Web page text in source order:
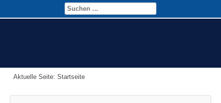
Aktuelle Seite: Startseite